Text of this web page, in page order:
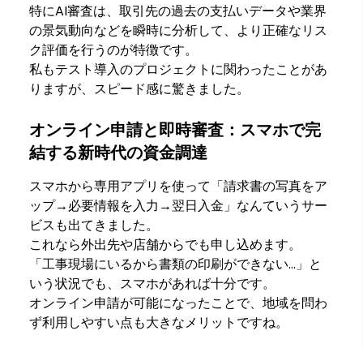
特にAI審査は、取引先の過去の支払いデータや業界
の景気動向などを瞬時に分析して、より正確なリス
ク評価を行うのが特徴です。
私もテスト導入のプロジェクトに関わったことがあ
りますが、スピード感に驚きました。
オンライン申請と即時審査：スマホで完
結する新時代の資金調達
スマホから専用アプリを使って「請求書の写真をア
ップ→必要情報を入力→翌日入金」なんていうサー
ビスも出てきました。
これなら外出先や店舗からでも申し込めます。
「工事現場にいるから書類の印刷ができない…」と
いう状況でも、スマホがあれば十分です。
オンライン申請が可能になったことで、地域を問わ
ず利用しやすい点も大きなメリットですね。